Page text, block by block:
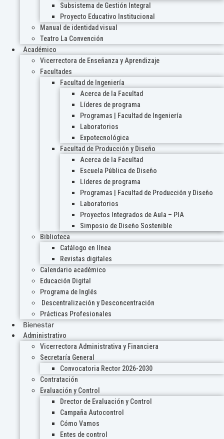
Subsistema de Gestión Integral
Proyecto Educativo Institucional
Manual de identidad visual
Teatro La Convención
Académico
Vicerrectora de Enseñanza y Aprendizaje
Facultades
Facultad de Ingeniería
Acerca de la Facultad
Líderes de programa
Programas | Facultad de Ingeniería
Laboratorios
Expotecnológica
Facultad de Producción y Diseño
Acerca de la Facultad
Escuela Pública de Diseño
Líderes de programa
Programas | Facultad de Producción y Diseño
Laboratorios
Proyectos Integrados de Aula – PIA
Simposio de Diseño Sostenible
Biblioteca
Catálogo en línea
Revistas digitales
Calendario académico
Educación Digital
Programa de Inglés
Descentralización y Desconcentración
Prácticas Profesionales
Bienestar
Administrativo
Vicerrectora Administrativa y Financiera
Secretaría General
Convocatoria Rector 2026-2030
Contratación
Evaluación y Control
Drector de Evaluación y Control
Campaña Autocontrol
Cómo Vamos
Entes de control